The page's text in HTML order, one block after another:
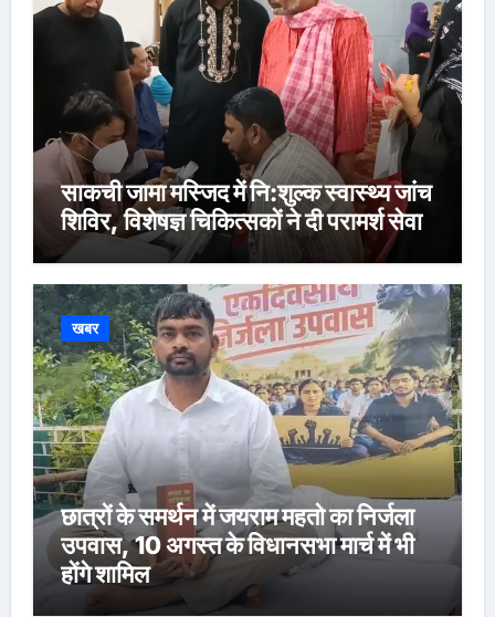
साकची जामा मस्जिद में नि:शुल्क स्वास्थ्य जांच
शिविर, विशेषज्ञ चिकित्सकों ने दी परामर्श सेवा
खबर
छात्रों के समर्थन में जयराम महतो का निर्जला
उपवास, 10 अगस्त के विधानसभा मार्च में भी
होंगे शामिल